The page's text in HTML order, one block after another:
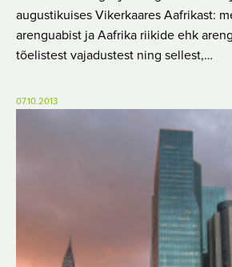
augustikuises Vikerkaares Aafrikast:
arenguabist ja Aafrika riikide ehk
tõelistest vajadustest ning sellest,…
07.10.2013